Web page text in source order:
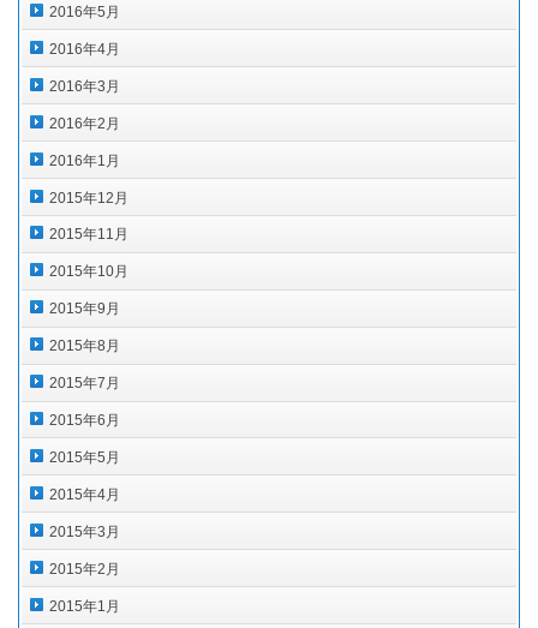
2016年5月
2016年4月
2016年3月
2016年2月
2016年1月
2015年12月
2015年11月
2015年10月
2015年9月
2015年8月
2015年7月
2015年6月
2015年5月
2015年4月
2015年3月
2015年2月
2015年1月